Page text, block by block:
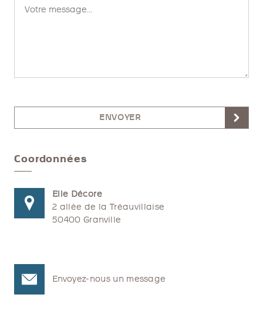
ENVOYER
Coordonnées
Elle Décore
2 allée de la Tréauvillaise
50400 Granville
Envoyez-nous un message